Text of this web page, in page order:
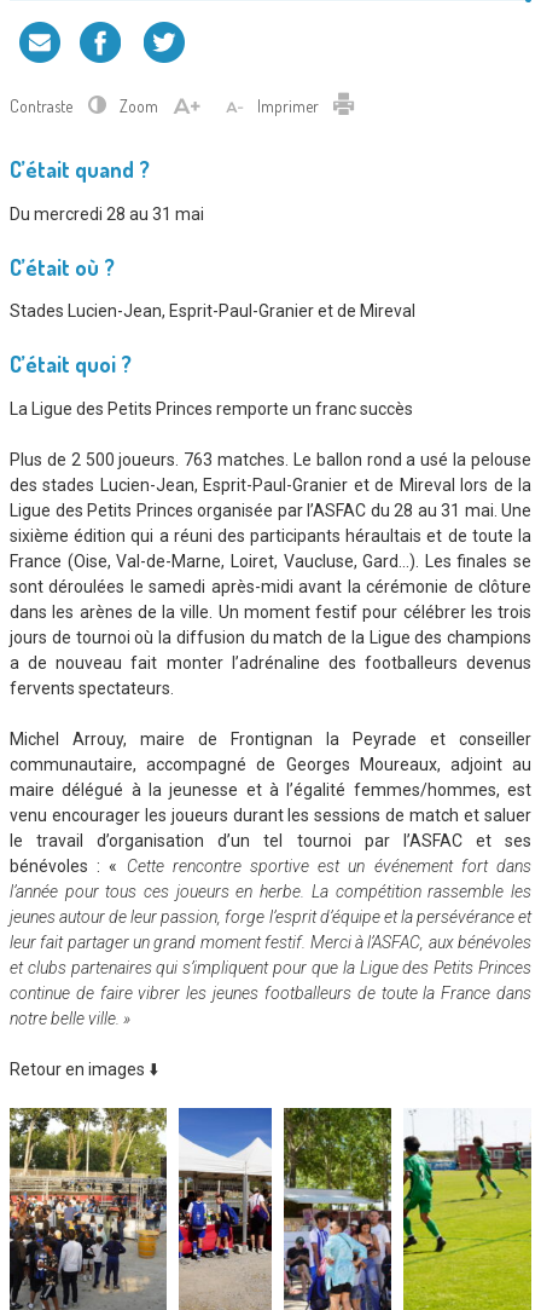
Contraste Zoom Imprimer
C’était quand ?
Du mercredi 28 au 31 mai
C’était où ?
Stades Lucien-Jean, Esprit-Paul-Granier et de Mireval
C’était quoi ?
La Ligue des Petits Princes remporte un franc succès
Plus de 2 500 joueurs. 763 matches. Le ballon rond a usé la pelouse
des stades Lucien-Jean, Esprit-Paul-Granier et de Mireval lors de la
Ligue des Petits Princes organisée par l’ASFAC du 28 au 31 mai. Une
sixième édition qui a réuni des participants héraultais et de toute la
France (Oise, Val-de-Marne, Loiret, Vaucluse, Gard…). Les finales se
sont déroulées le samedi après-midi avant la cérémonie de clôture
dans les arènes de la ville. Un moment festif pour célébrer les trois
jours de tournoi où la diffusion du match de la Ligue des champions
a de nouveau fait monter l’adrénaline des footballeurs devenus
fervents spectateurs.
Michel Arrouy, maire de Frontignan la Peyrade et conseiller
communautaire, accompagné de Georges Moureaux, adjoint au
maire délégué à la jeunesse et à l’égalité femmes/hommes, est
venu encourager les joueurs durant les sessions de match et saluer
le travail d’organisation d’un tel tournoi par l’ASFAC et ses
bénévoles : « Cette rencontre sportive est un événement fort dans
l’année pour tous ces joueurs en herbe. La compétition rassemble les
jeunes autour de leur passion, forge l’esprit d’équipe et la persévérance et
leur fait partager un grand moment festif. Merci à l’ASFAC, aux bénévoles
et clubs partenaires qui s’impliquent pour que la Ligue des Petits Princes
continue de faire vibrer les jeunes footballeurs de toute la France dans
notre belle ville. »
Retour en images ⬇️